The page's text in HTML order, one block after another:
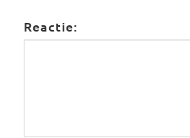
Reactie: